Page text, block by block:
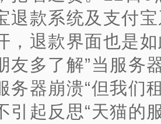
退款系统及支付
，退款界面也是如
友多了解”当服务
务器崩溃“但我们
引起反思“天猫的